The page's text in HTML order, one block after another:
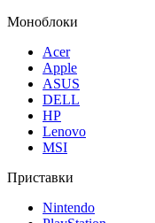
Моноблоки
Acer
Apple
ASUS
DELL
HP
Lenovo
MSI
Приставки
Nintendo